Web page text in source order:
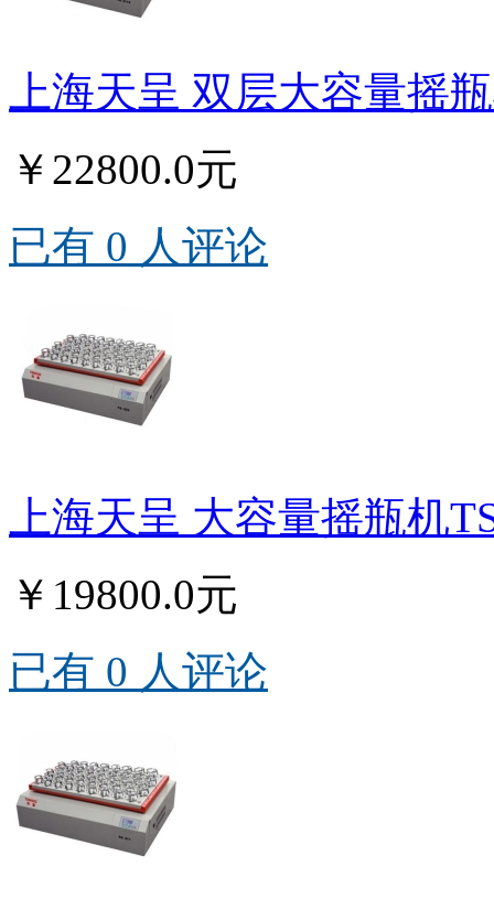
上海天呈 双层大容量摇
￥22800.0元
已有 0 人评论
上海天呈 大容量摇瓶机
￥19800.0元
已有 0 人评论